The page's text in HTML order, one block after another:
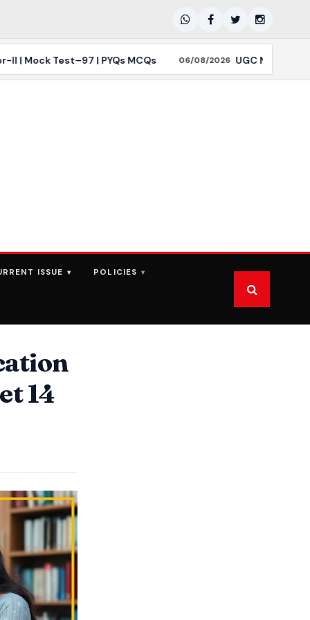
Test–97 | PYQs MCQs 06/08/2026 UGC NET December
ISSUE POLICIES
14